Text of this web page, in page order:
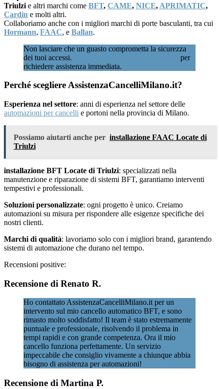
Triulzi e altri marchi come BFT, CAME, NICE, APRIMATIC,
Cardin e molti altri.
Collaboriamo anche con i migliori marchi di porte basculanti, tra cui
Hormann, FAAC, e Ballan.
Non lasciare che un guasto comprometta la sicurezza
dei tuoi accessi.
per
richiedere assistenza immediata.
Perché scegliere AssistenzaCancelliMilano.it?
Esperienza nel settore: anni di esperienza nel settore delle
automazioni per cancelli e portoni nella provincia di Milano.
Possiamo aiutarti anche per installazione FAAC Locate di
Triulzi
installazione BFT Locate di Triulzi: specializzati nella
manutenzione e riparazione di sistemi BFT, garantiamo interventi
tempestivi e professionali.
Soluzioni personalizzate: ogni progetto è unico. Creiamo
automazioni su misura per rispondere alle esigenze specifiche dei
nostri clienti.
Marchi di qualità: lavoriamo solo con i migliori brand, garantendo
sistemi di automazione che durano nel tempo.
Recensioni positive:
Recensione di Renato R.
Ho contattato AssistenzaCancelliMilano.it per un
intervento sul mio cancello automatico BFT, e sono
rimasto molto soddisfatto! Il team è stato estremamente
puntuale e professionale, risolvendo il problema in
tempi rapidi e con grande competenza. Ora il mio
cancello funziona perfettamente. Un servizio
impeccabile che consiglio vivamente a chiunque abbia
bisogno di assistenza per automazioni!
Recensione di Martina P.